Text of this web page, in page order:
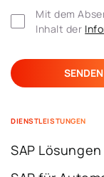
Mit dem
Inhalt der
DIENSTLEISTUNGEN
SAP Lösungen